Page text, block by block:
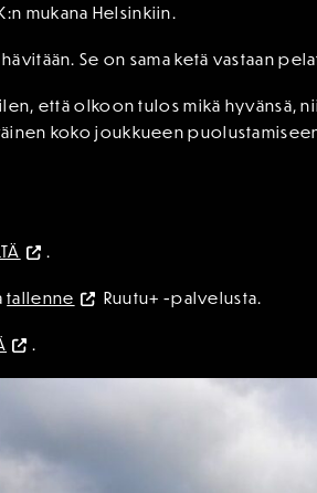
mukana Helsinkiin.
Se on sama ketä vastaan
että olkoon tulos mikä hyvänsä,
koko joukkueen
.
tallenne Ruutu+ -palvelusta.
.